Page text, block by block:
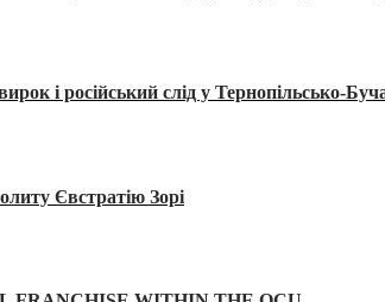
слід у Тернопільсько-
Євстратію Зорі